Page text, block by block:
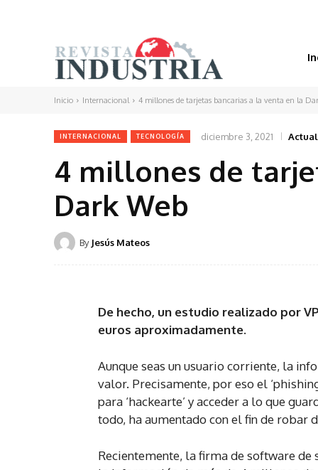
Inicio Internacional 4 millones de tarjetas bancarias a la venta en la
INTERNACIONAL TECNOLOGÍA diciembre 3, 2021
4 millones de
Dark Web
By Jesús Mateos
De hecho, un estudio realizado por
euros aproximadamente.
Aunque seas un usuario corriente, la
valor. Precisamente, por eso el
para ‘hackearte’ y acceder a lo que
todo, ha aumentado con el fin de robar
Recientemente, la firma de software de